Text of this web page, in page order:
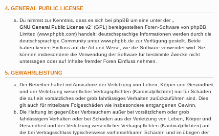
4. GENERAL PUBLIC LICENSE
Du nimmst zur Kenntnis, dass es sich bei phpBB um eine unter der „
GNU General Public License v2“ (GPL) bereitgestellten Foren-Software von phpBB
Limited (www.phpbb.com) handelt; deutschsprachige Informationen werden durch die
deutschsprachige Community unter www.phpbb.de zur Verfügung gestellt. Beide
haben keinen Einfluss auf die Art und Weise, wie die Software verwendet wird. Sie
können insbesondere die Verwendung der Software für bestimmte Zwecke nicht
untersagen oder auf Inhalte fremder Foren Einfluss nehmen.
5. GEWÄHRLEISTUNG
Der Betreiber haftet mit Ausnahme der Verletzung von Leben, Körper und Gesundheit
und der Verletzung wesentlicher Vertragspflichten (Kardinalpflichten) nur für Schäden,
die auf ein vorsätzliches oder grob fahrlässiges Verhalten zurückzuführen sind. Dies
gilt auch für mittelbare Folgeschäden wie insbesondere entgangenen Gewinn.
Die Haftung ist gegenüber Verbrauchern außer bei vorsätzlichem oder grob
fahrlässigem Verhalten oder bei Schäden aus der Verletzung von Leben, Körper und
Gesundheit und der Verletzung wesentlicher Vertragspflichten (Kardinalpflichten) auf
die bei Vertragsschluss typischerweise vorhersehbaren Schäden und im übrigen der